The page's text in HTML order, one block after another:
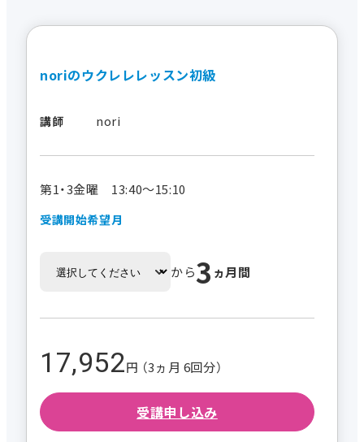
noriのウクレレレッスン初級
講師 nori
第1・3金曜 13:40～15:10
受講開始希望月
から3 ヵ月間
17,952円 （3ヵ月 6回分）
受講申し込み